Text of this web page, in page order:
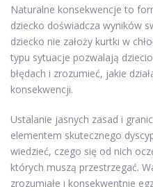
Naturalne konsekwencje to
dziecko doświadcza wyników
dziecko nie założy kurtki w
typu sytuacje pozwalają
błędach i zrozumieć, jakie
konsekwencji.
Ustalanie jasnych zasad i
elementem skutecznego
wiedzieć, czego się od nich
których muszą przestrzegać.
zrozumiałe i konsekwentnie